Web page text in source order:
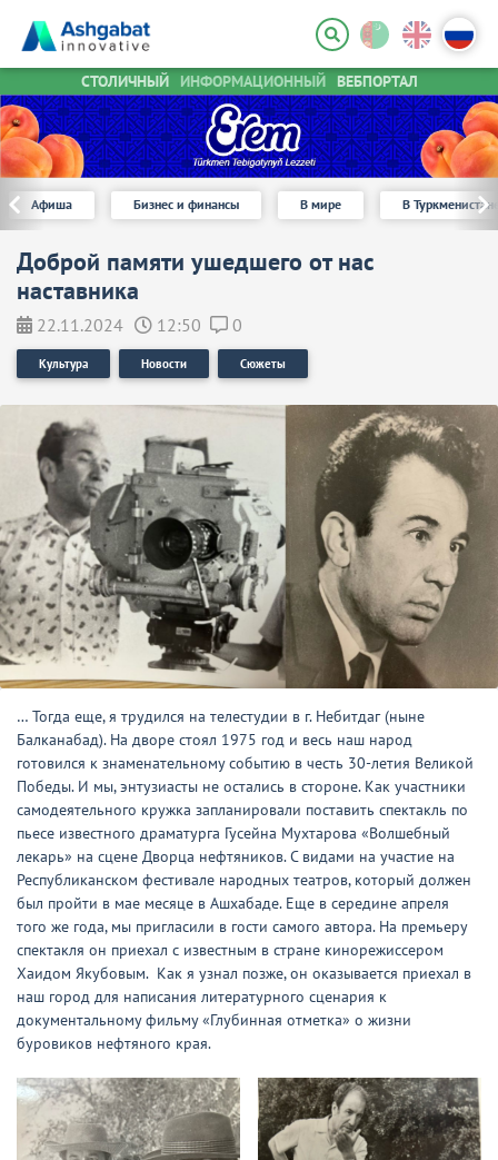
СТОЛИЧНЫЙ ИНФОРМАЦИОННЫЙ ВЕБПОРТАЛ
Афиша Бизнес и финансы В мире В
Доброй памяти ушедшего от нас
наставника
22.11.2024 12:50 0
Культура Новости Сюжеты
… Тогда еще, я трудился на телестудии в г. Небитдаг (ныне
Балканабад). На дворе стоял 1975 год и весь наш народ
готовился к знаменательному событию в честь 30-летия Великой
Победы. И мы, энтузиасты не остались в стороне. Как участники
самодеятельного кружка запланировали поставить спектакль по
пьесе известного драматурга Гусейна Мухтарова «Волшебный
лекарь» на сцене Дворца нефтяников. С видами на участие на
Республиканском фестивале народных театров, который должен
был пройти в мае месяце в Ашхабаде. Еще в середине апреля
того же года, мы пригласили в гости самого автора. На премьеру
спектакля он приехал с известным в стране кинорежиссером
Хаидом Якубовым. Как я узнал позже, он оказывается приехал в
наш город для написания литературного сценария к
документальному фильму «Глубинная отметка» о жизни
буровиков нефтяного края.